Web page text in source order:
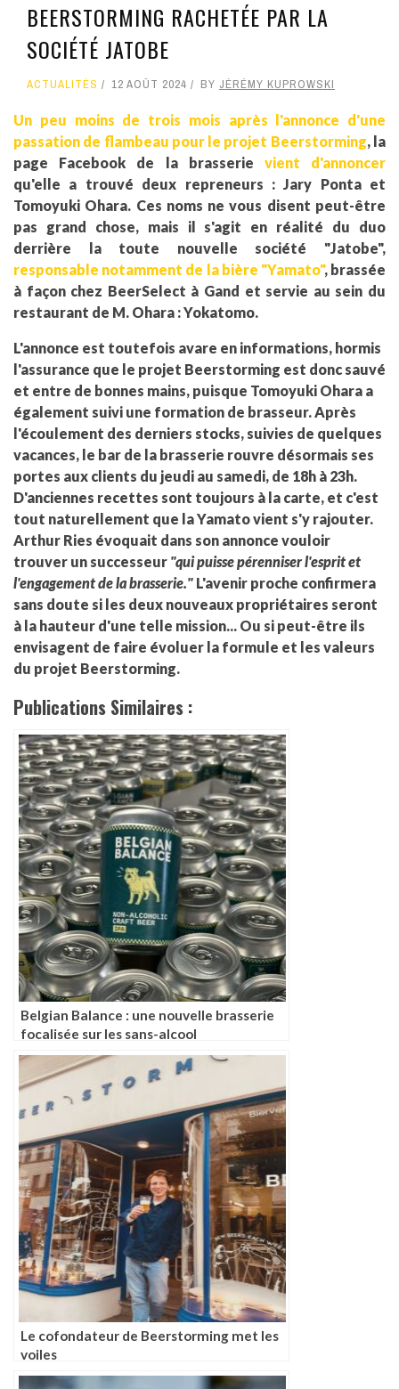
BEERSTORMING RACHETÉE PAR LA
SOCIÉTÉ JATOBE
ACTUALITÉS 12 AOÛT 2024 BY JÉRÉMY KUPROWSKI
Un peu moins de trois mois après l'annonce d'une
passation de flambeau pour le projet Beerstorming, la
page Facebook de la brasserie vient d'annoncer
qu'elle a trouvé deux repreneurs : Jary Ponta et
Tomoyuki Ohara. Ces noms ne vous disent peut-être
pas grand chose, mais il s'agit en réalité du duo
derrière la toute nouvelle société "Jatobe",
responsable notamment de la bière "Yamato", brassée
à façon chez BeerSelect à Gand et servie au sein du
restaurant de M. Ohara : Yokatomo.
L'annonce est toutefois avare en informations, hormis
l'assurance que le projet Beerstorming est donc sauvé
et entre de bonnes mains, puisque Tomoyuki Ohara a
également suivi une formation de brasseur. Après
l'écoulement des derniers stocks, suivies de quelques
vacances, le bar de la brasserie rouvre désormais ses
portes aux clients du jeudi au samedi, de 18h à 23h.
D'anciennes recettes sont toujours à la carte, et c'est
tout naturellement que la Yamato vient s'y rajouter.
Arthur Ries évoquait dans son annonce vouloir
trouver un successeur "qui puisse pérenniser l'esprit et
l'engagement de la brasserie." L'avenir proche confirmera
sans doute si les deux nouveaux propriétaires seront
à la hauteur d'une telle mission... Ou si peut-être ils
envisagent de faire évoluer la formule et les valeurs
du projet Beerstorming.
Publications Similaires :
Belgian Balance : une nouvelle brasserie
focalisée sur les sans-alcool
Le cofondateur de Beerstorming met les
voiles